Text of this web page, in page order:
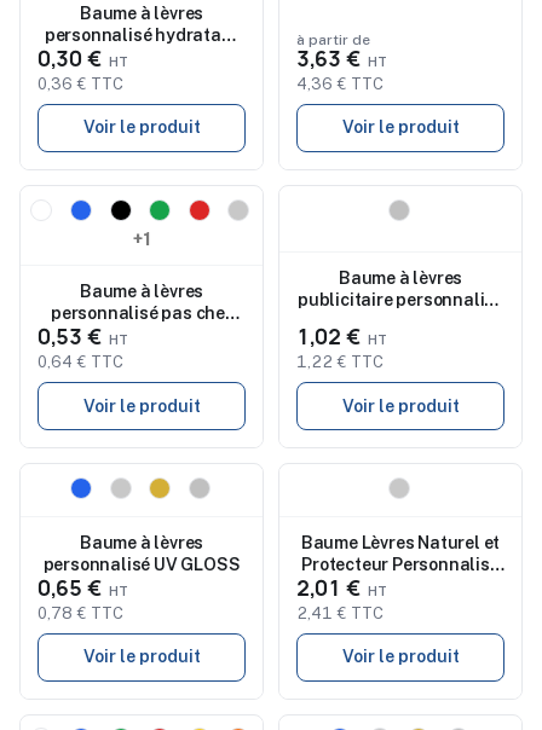
Baume à lèvres
personnalisé hydratant
SPF10 GLOSS
0,30 €
0,36 € TTC
Voir le produit
à partir de
3,63 €
4,36 € TTC
Voir le produit
Nouveau
+1
Baume à lèvres
personnalisé pas cher
Vintod
0,53 €
0,64 € TTC
Voir le produit
Baume à lèvres
publicitaire personnalisé
1,02 €
1,22 € TTC
Voir le produit
Nouveau
Baume à lèvres
personnalisé UV GLOSS
0,65 €
0,78 € TTC
Voir le produit
Baume Lèvres Naturel et
Protecteur Personnalisé
Fitol
2,01 €
2,41 € TTC
Voir le produit